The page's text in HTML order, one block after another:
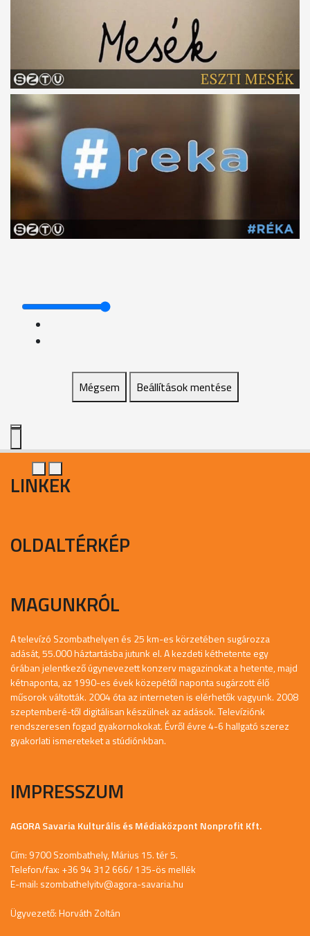
Mégsem Beállítások mentése
LINKEK
OLDALTÉRKÉP
MAGUNKRÓL
A televízó Szombathelyen és 25 km-es körzetében sugározza
adását, 55.000 háztartásba jutunk el. A kezdeti kéthetente egy
órában jelentkező úgynevezett konzerv magazinokat a hetente, majd
kétnaponta, az 1990-es évek közepétől naponta sugárzott élő
műsorok váltották. 2004 óta az interneten is elérhetők vagyunk. 2008
szeptemberé-től digitálisan készülnek az adások. Televíziónk
rendszeresen fogad gyakornokokat. Évről évre 4-6 hallgató szerez
gyakorlati ismereteket a stúdiónkban.
IMPRESSZUM
AGORA Savaria Kulturális és Médiaközpont Nonprofit Kft.
Cím: 9700 Szombathely, Márius 15. tér 5.
Telefon/fax: +36 94 312 666/ 135-ös mellék
E-mail: szombathelyitv@agora-savaria.hu
Ügyvezető: Horváth Zoltán